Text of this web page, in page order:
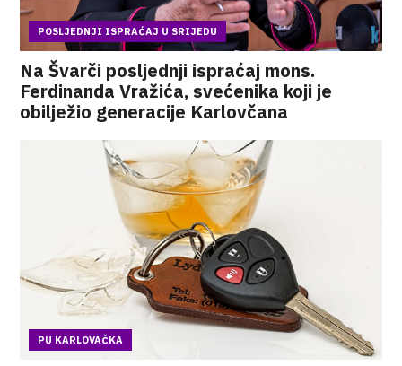
POSLJEDNJI ISPRAĆAJ U SRIJEDU
Na Švarči posljednji ispraćaj mons.
Ferdinanda Vražića, svećenika koji je
obilježio generacije Karlovčana
PU KARLOVAČKA